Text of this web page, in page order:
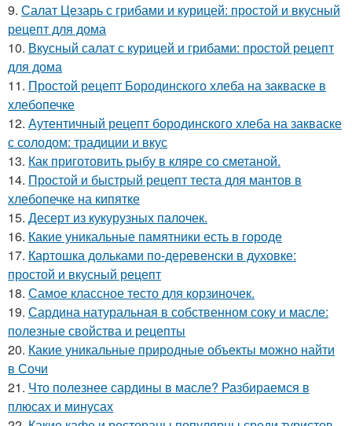
9. Салат Цезарь с грибами и курицей: простой и вкусный
рецепт для дома
10. Вкусный салат с курицей и грибами: простой рецепт
для дома
11. Простой рецепт Бородинского хлеба на закваске в
хлебопечке
12. Аутентичный рецепт бородинского хлеба на закваске
с солодом: традиции и вкус
13. Как приготовить рыбу в кляре со сметаной.
14. Простой и быстрый рецепт теста для мантов в
хлебопечке на кипятке
15. Десерт из кукурузных палочек.
16. Какие уникальные памятники есть в городе
17. Картошка дольками по-деревенски в духовке:
простой и вкусный рецепт
18. Самое классное тесто для корзиночек.
19. Сардина натуральная в собственном соку и масле:
полезные свойства и рецепты
20. Какие уникальные природные объекты можно найти
в Сочи
21. Что полезнее сардины в масле? Разбираемся в
плюсах и минусах